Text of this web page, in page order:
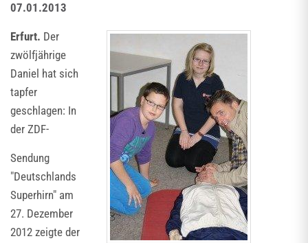
07.01.2013
Erfurt. Der
zwölfjährige
Daniel hat sich
tapfer
geschlagen: In
der ZDF-
Sendung
"Deutschlands
Superhirn" am
27. Dezember
2012 zeigte der